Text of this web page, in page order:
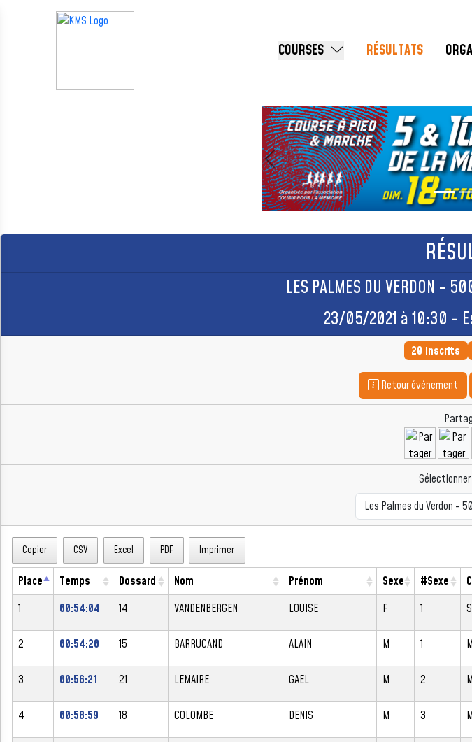
COURSES RÉSULTATS
Précédent
LES PALMES DU VERDON -
23/05/2021 à 10:30 -
20 inscrits
Retour événement
Copier CSV Excel PDF Imprimer
Place Temps Dossard Nom Prénom Sexe #Sexe
1
00:54:04 14 VANDENBERGEN LOUISE F 1
2 00:54:20 15 BARRUCAND ALAIN M 1
3 00:56:21 21 LEMAIRE GAEL M 2
4 00:58:59 18 COLOMBE DENIS M 3
Panneau de gestion des cookies